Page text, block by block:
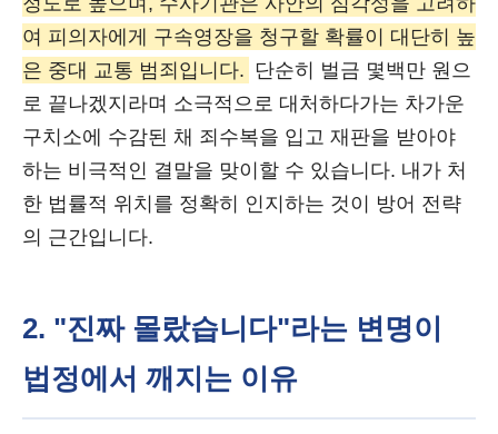
여 피의자에게 구속영장을 청구할 확률이 대단히 높
은 중대 교통 범죄입니다. 단순히 벌금 몇백만 원으
로 끝나겠지라며 소극적으로 대처하다가는 차가운
구치소에 수감된 채 죄수복을 입고 재판을 받아야
하는 비극적인 결말을 맞이할 수 있습니다. 내가 처
한 법률적 위치를 정확히 인지하는 것이 방어 전략
의 근간입니다.
2. "진짜 몰랐습니다"라는 변명이
법정에서 깨지는 이유